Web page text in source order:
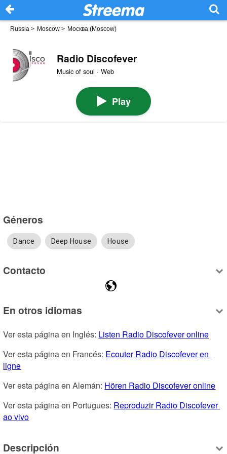
Russia > Moscow > Москва (Moscow)
Radio Discofever
Music of soul · Web
Play
Géneros
Dance Deep House House
Contacto
En otros idiomas
Ver esta página en Inglés: Listen Radio Discofever online
Ver esta página en Francés: Ecouter Radio Discofever en
ligne
Ver esta página en Alemán: Hören Radio Discofever online
Ver esta página en Portugues: Reproduzir Radio Discofever
ao vivo
Descripción